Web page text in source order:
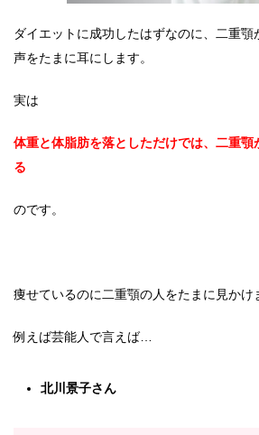
ダイエットに成功したはずなのに、二重
声をたまに耳にします。
実は
体重と体脂肪を落としただけでは、二重顎
る
のです。
痩せているのに二重顎の人をたまに見かけ
例えば芸能人で言えば…
北川景子さん